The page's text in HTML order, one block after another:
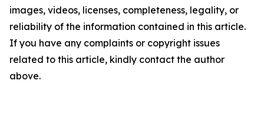
images, videos, licenses, completeness, legality, or
reliability of the information contained in this article.
If you have any complaints or copyright issues
related to this article, kindly contact the author
above.